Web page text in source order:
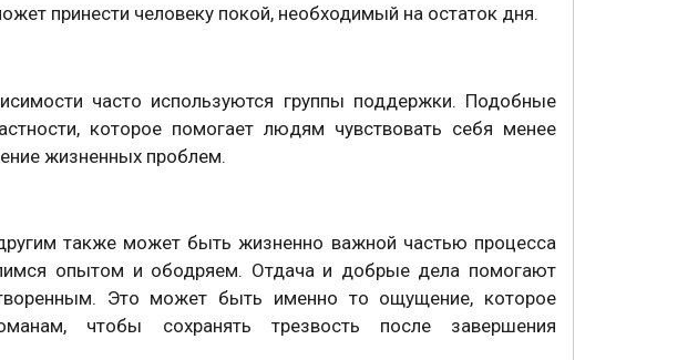
принести человеку покой, необходимый на остаток дня.
часто используются группы поддержки. Подобные
которое помогает людям чувствовать себя менее
жизненных проблем.
также может быть жизненно важной частью процесса
опытом и ободряем. Отдача и добрые дела помогают
Это может быть именно то ощущение, которое
чтобы сохранять трезвость после завершения